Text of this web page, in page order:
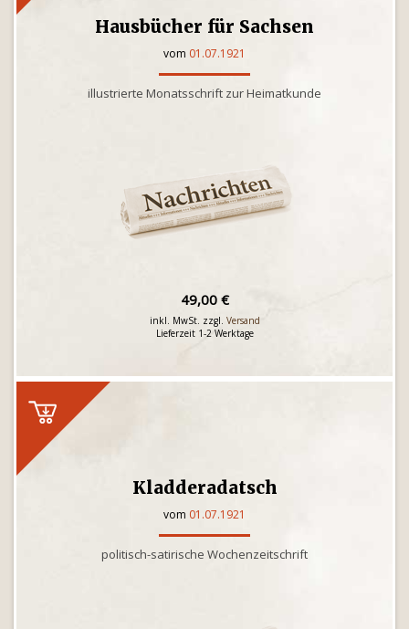
Hausbücher für Sachsen
vom 01.07.1921
illustrierte Monatsschrift zur Heimatkunde
49,00 €
inkl. MwSt. zzgl. Versand
Lieferzeit 1-2 Werktage
Kladderadatsch
vom 01.07.1921
politisch-satirische Wochenzeitschrift